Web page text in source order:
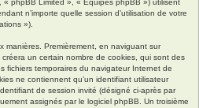
« phpBB Limited », « Équipes phpBB ») utilisent
n’importe quelle session d’utilisation de votre
»).
manières. Premièrement, en naviguant sur
un certain nombre de cookies, qui sont des
fichiers temporaires du navigateur Internet de
ne contiennent qu’un identifiant utilisateur
de session invité (désigné ci-après par
assignés par le logiciel phpBB. Un troisième